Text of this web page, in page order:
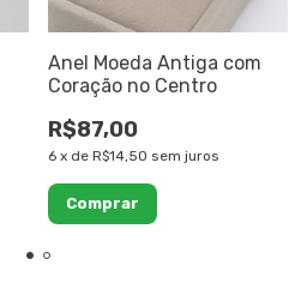
Anel Moeda Antiga com
Coração no Centro
R$87,00
6 x de R$14,50 sem juros
Comprar